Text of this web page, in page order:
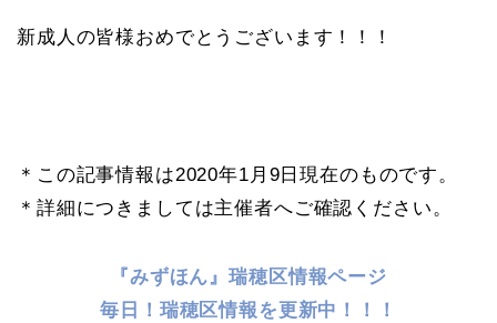
新成人の皆様おめでとうございます！！！
＊この記事情報は2020年1月9日現在のものです。
＊詳細につきましては主催者へご確認ください。
『みずほん』瑞穂区情報ページ
毎日！ 瑞穂区情報を更新中！！！